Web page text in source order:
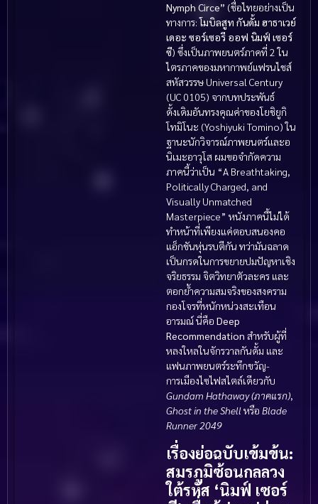
Nymph Circe” (ชื่อไทยอย่างเป็น
ทางการ:โมบิลสูท กันดั้ม ฮาธาเวย์
เดอะ ซอร์เซอรี ออฟ นิมฟ์ เซอร์
ซี) ซึ่งเป็นภาพยนตร์ภาคที่ 2 ใน
ไตรภาคของมหากาพย์แฟรนไชส์
สหัสวรรษ Universal Century
(UC 0105) จากบทประพันธ์
ดั้งเดิมอันทรงคุณค่าของโยชิยูกิ
โทมิโนะ (Yoshiyuki Tomino) ใน
ฐานะนักวิจารณ์ภาพยนตร์และอ
นิเมะอาวุโส ผมขอจำกัดความ
ภาคนี้ว่าเป็น “A Breathtaking,
Politically Charged, and
Visually Unmatched
Masterpiece” หนังภาคนี้ไม่ได้
ทำหน้าที่เพียงแค่ตอบสนองคอ
แอ็กชันหุ่นรบตีกัน ทว่ามันฉลาด
เป็นกรดในการขยายปมปัญหาเชิง
จริยธรรม จิตวิทยาตัวละคร และ
ตอกย้ำความสมจริงของสงคราม
กองโจรที่หนักหน่วงสะเทือน
อารมณ์ นี่คือ Deep
Recommendation สำหรับผู้ที่
หลงใหลในจักรวาลกันดั้ม และ
แฟนภาพยนตร์ระทึกขวัญ-
การเมืองไซไฟสไตล์เดียวกับ
Gundam Hathaway (ภาคแรก),
Ghost in the Shellหรือ Blade
Runner 2049
เรื่องย่อฉบับเข้มข้น:
สมรภูมิซ้อนกลลวง
ใต้รหัส ‘นิมฟ์ เซอร์